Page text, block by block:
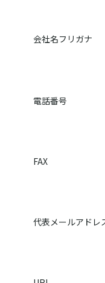
会社名フリガナ
電話番号
FAX
代表メールアドレ